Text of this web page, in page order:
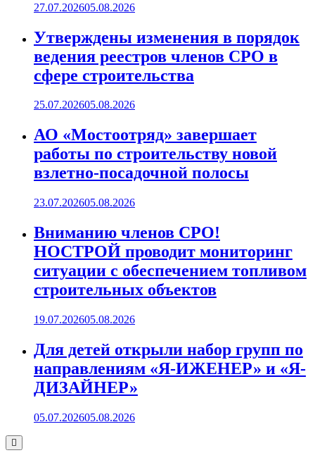
27.07.202605.08.2026
Утверждены изменения в порядок
ведения реестров членов СРО в
сфере строительства
25.07.202605.08.2026
АО «Мостоотряд» завершает
работы по строительству новой
взлетно-посадочной полосы
23.07.202605.08.2026
Вниманию членов СРО!
НОСТРОЙ проводит мониторинг
ситуации с обеспечением топливом
строительных объектов
19.07.202605.08.2026
Для детей открыли набор групп по
направлениям «Я-ИЖЕНЕР» и «Я-
ДИЗАЙНЕР»
05.07.202605.08.2026